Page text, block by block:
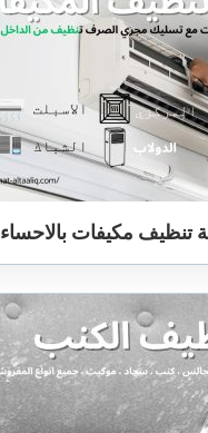
تنظيف مكيفات بالاحساء